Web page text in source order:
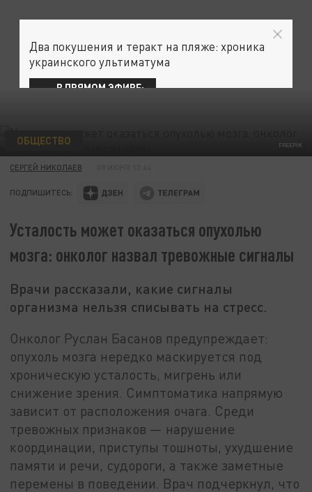
FREEPIK
ОБЩЕСТВО
СЕРГЕЙ НИКОЛАЕВ
ПОДПИШИТЕСЬ:
Усталость может оказаться опухолью
мозга: онколог назвал тревожные сигналы
Врачи рассказали, какие сигналы
организма нельзя списывать на стресс.
Онколог Руслан Басанов предупреждает:
опухоль мозга нередко маскируется под
хроническую усталость, мигрень или
снижение зрения. Симптоматика напрямую
зависит от расположения очага. Среди
тревожных признаков — нарушение
координации, приступы тошноты, ухудшение
памяти и речи, судороги, а также заметные
перемены в поведении. Врач подчеркнул, что
Два покушения и теракт на пляже: хроника
украинского ультиматума
В ПРЯМОМ ЭФИРЕ: